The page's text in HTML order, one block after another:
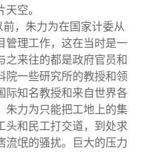
空。
，朱力为在国家计委从
管理工作，这在当时是一
之来往的都是政府官员和
院一些研究所的教授和领
际知名教授和来自世界各
朱力为只能把工地上的集
头和民工打交道，到处求
流氓的骚扰。巨大的压力